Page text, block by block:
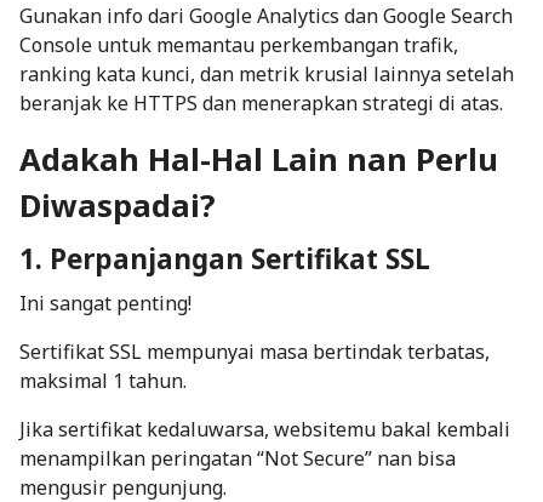
Gunakan info dari Google Analytics dan Google Search
Console untuk memantau perkembangan trafik,
ranking kata kunci, dan metrik krusial lainnya setelah
beranjak ke HTTPS dan menerapkan strategi di atas.
Adakah Hal-Hal Lain nan Perlu
Diwaspadai?
1. Perpanjangan Sertifikat SSL
Ini sangat penting!
Sertifikat SSL mempunyai masa bertindak terbatas,
maksimal 1 tahun.
Jika sertifikat kedaluwarsa, websitemu bakal kembali
menampilkan peringatan “Not Secure” nan bisa
mengusir pengunjung.